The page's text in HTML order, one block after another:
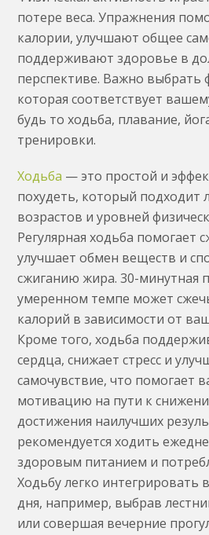
потере веса. Упражнения
калории, улучшают общее
поддерживают здоровье в
перспективе. Важно выбрать
которая соответствует
будь то ходьба, плавание,
тренировки.
Ходьба — это простой и
похудеть, который подходит
возрастов и уровней
Регулярная ходьба помогает
улучшает обмен веществ и
сжиганию жира. 30-минутная
умеренном темпе может
калорий в зависимости от
Кроме того, ходьба
сердца, снижает стресс и
самочувствие, что помогает
мотивацию на пути к
достижения наилучших
рекомендуется ходить
здоровым питанием и
Ходьбу легко интегрировать
дня, например, выбрав
или совершая вечерние